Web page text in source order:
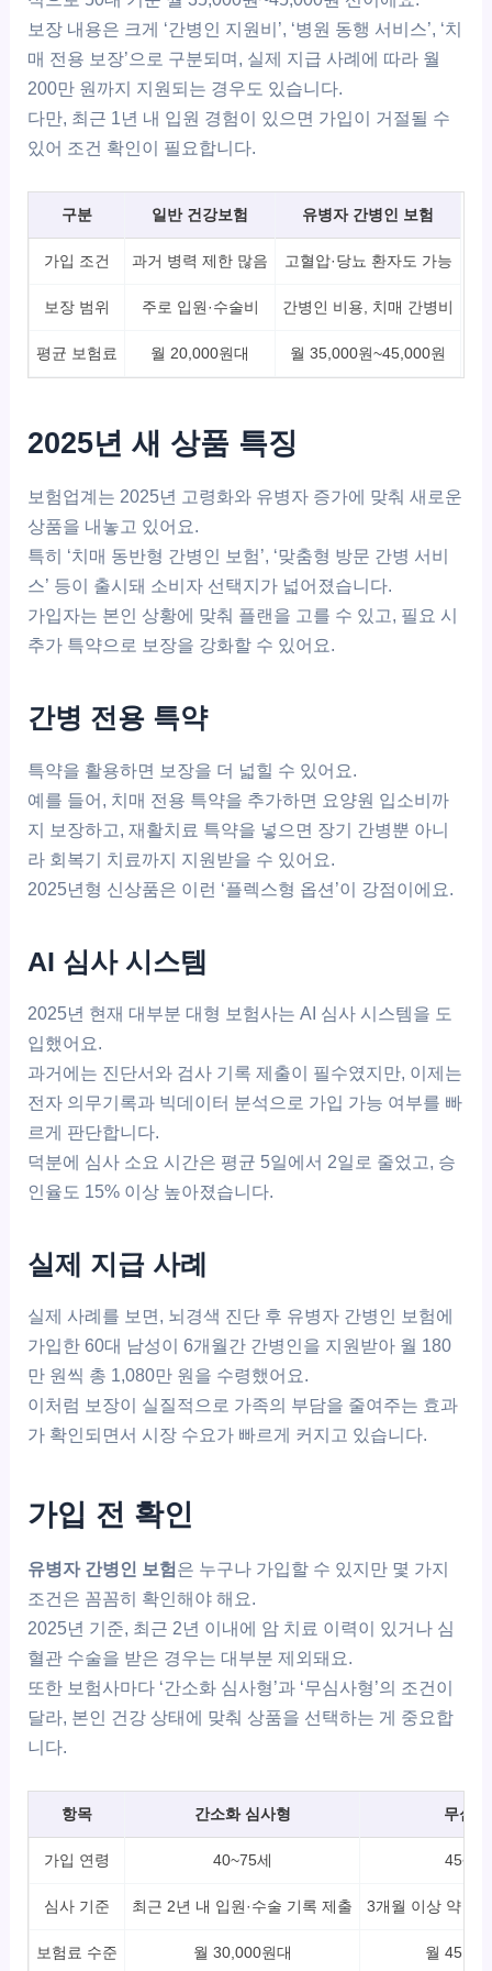
보장 내용은 크게 ‘간병인 지원비’, ‘병원 동행 서비스’, ‘치
매 전용 보장’으로 구분되며, 실제 지급 사례에 따라 월
200만 원까지 지원되는 경우도 있습니다.
다만, 최근 1년 내 입원 경험이 있으면 가입이 거절될 수
있어 조건 확인이 필요합니다.
구분 일반 건강보험 유병자 간병인 보험
가입 조건 과거 병력 제한 많음 고혈압·당뇨 환자도 가능
보장 범위 주로 입원·수술비 간병인 비용, 치매 간병비
평균 보험료 월 20,000원대 월 35,000원~45,000원
2025년 새 상품 특징
보험업계는 2025년 고령화와 유병자 증가에 맞춰 새로운
상품을 내놓고 있어요.
특히 ‘치매 동반형 간병인 보험’, ‘맞춤형 방문 간병 서비
스’ 등이 출시돼 소비자 선택지가 넓어졌습니다.
가입자는 본인 상황에 맞춰 플랜을 고를 수 있고, 필요 시
추가 특약으로 보장을 강화할 수 있어요.
간병 전용 특약
특약을 활용하면 보장을 더 넓힐 수 있어요.
예를 들어, 치매 전용 특약을 추가하면 요양원 입소비까
지 보장하고, 재활치료 특약을 넣으면 장기 간병뿐 아니
라 회복기 치료까지 지원받을 수 있어요.
2025년형 신상품은 이런 ‘플렉스형 옵션’이 강점이에요.
AI 심사 시스템
2025년 현재 대부분 대형 보험사는 AI 심사 시스템을 도
입했어요.
과거에는 진단서와 검사 기록 제출이 필수였지만, 이제는
전자 의무기록과 빅데이터 분석으로 가입 가능 여부를 빠
르게 판단합니다.
덕분에 심사 소요 시간은 평균 5일에서 2일로 줄었고, 승
인율도 15% 이상 높아졌습니다.
실제 지급 사례
실제 사례를 보면, 뇌경색 진단 후 유병자 간병인 보험에
가입한 60대 남성이 6개월간 간병인을 지원받아 월 180
만 원씩 총 1,080만 원을 수령했어요.
이처럼 보장이 실질적으로 가족의 부담을 줄여주는 효과
가 확인되면서 시장 수요가 빠르게 커지고 있습니다.
가입 전 확인
유병자 간병인 보험은 누구나 가입할 수 있지만 몇 가지
조건은 꼼꼼히 확인해야 해요.
2025년 기준, 최근 2년 이내에 암 치료 이력이 있거나 심
혈관 수술을 받은 경우는 대부분 제외돼요.
또한 보험사마다 ‘간소화 심사형’과 ‘무심사형’의 조건이
달라, 본인 건강 상태에 맞춰 상품을 선택하는 게 중요합
니다.
항목 간소화 심사형 무심
가입 연령 40~75세 45~80
심사 기준 최근 2년 내 입원·수술 기록 제출 3개월 이상 약 복
보험료 수준 월 30,000원대 월